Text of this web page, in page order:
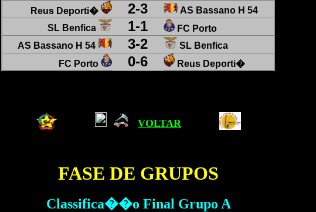
Reus Deporti�
2-3
AS Bassano H 54
SL Benfica
1-1
FC Porto
AS Bassano H 54
3-2
SL Benfica
FC Porto
0-6 Reus Deporti�
VOLTAR
FASE DE GRUPOS
Classifica��o Final Grupo A